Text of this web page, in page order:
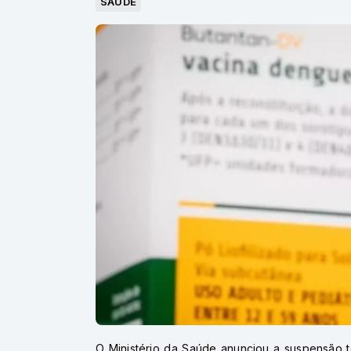
O Ministério da Saúde anunciou a